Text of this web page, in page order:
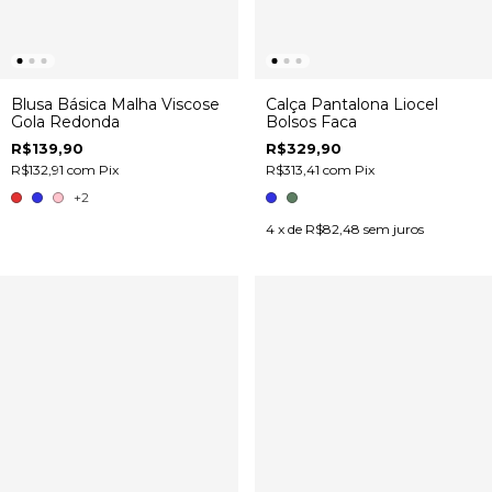
Blusa Básica Malha Viscose
Gola Redonda
R$139,90
R$132,91 com Pix
+2
Calça Pantalona Liocel
Bolsos Faca
R$329,90
R$313,41 com Pix
4 x de R$82,48 sem juros